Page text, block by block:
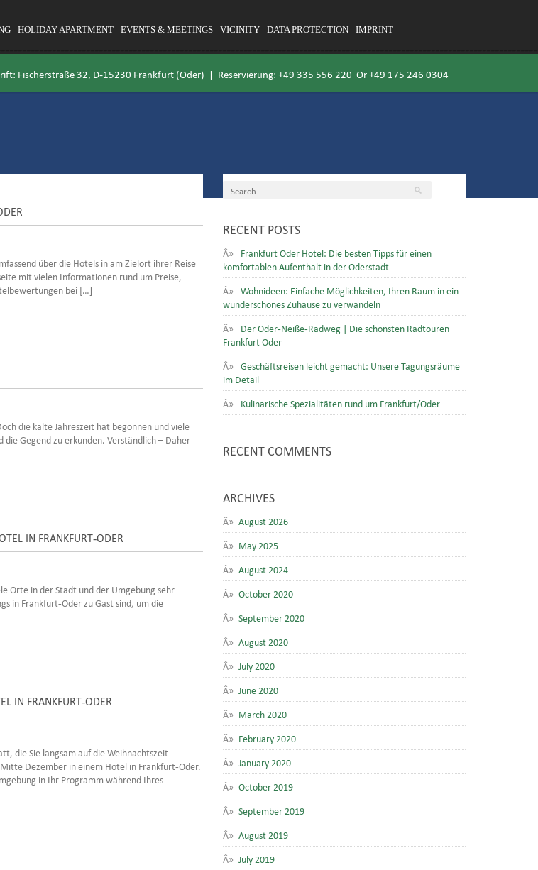
HOLIDAY APARTMENT EVENTS & MEETINGS VICINITY DATA PROTECTION IMPRINT
Fischerstraße 32, D-15230 Frankfurt (Oder) | Reservierung: +49 335 556 220 Or +49 175 246 0304
über die Hotels in am Zielort ihrer Reise
mit vielen Informationen rund um Preise,
bei […]
die kalte Jahreszeit hat begonnen und viele
Gegend zu erkunden. Verständlich – Daher
IN FRANKFURT-ODER
Orte in der Stadt und der Umgebung sehr
in Frankfurt-Oder zu Gast sind, um die
IN FRANKFURT-ODER
die Sie langsam auf die Weihnachtszeit
Dezember in einem Hotel in Frankfurt-Oder.
in Ihr Programm während Ihres
RECENT POSTS
Frankfurt Oder Hotel: Die besten Tipps für einen
komfortablen Aufenthalt in der Oderstadt
Wohnideen: Einfache Möglichkeiten, Ihren Raum in ein
wunderschönes Zuhause zu verwandeln
Der Oder-Neiße-Radweg | Die schönsten Radtouren
Frankfurt Oder
Geschäftsreisen leicht gemacht: Unsere Tagungsräume
im Detail
Kulinarische Spezialitäten rund um Frankfurt/Oder
RECENT COMMENTS
ARCHIVES
August 2026
May 2025
August 2024
October 2020
September 2020
August 2020
July 2020
June 2020
March 2020
February 2020
January 2020
October 2019
September 2019
August 2019
July 2019